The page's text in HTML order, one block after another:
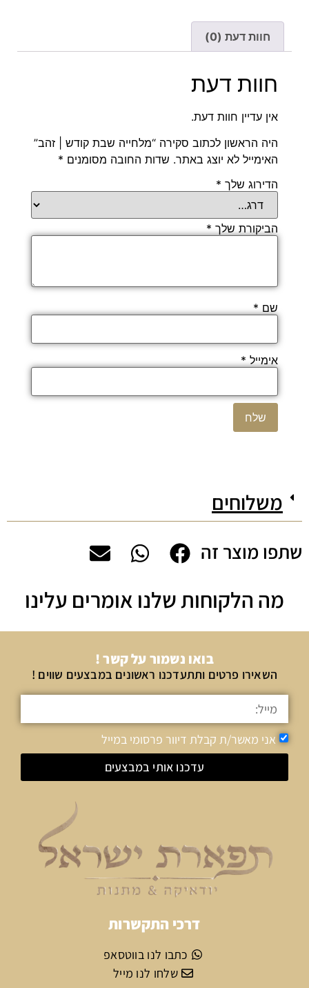
חוות דעת (0)
חוות דעת
אין עדיין חוות דעת.
היה הראשון לכתוב סקירה “מלחייה שבת קודש | זהב”
האימייל לא יוצג באתר. שדות החובה מסומנים *
הדירוג שלך *
הביקורת שלך *
שם *
אימייל *
משלוחים
שתפו מוצר זה
מה הלקוחות שלנו אומרים עלינו
בואו נשמור על קשר !
השאירו פרטים ותתעדכנו ראשונים במבצעים שווים !
אני מאשר/ת קבלת דיוור פרסומי במייל
עדכנו אותי במבצעים
דרכי התקשרות
כתבו לנו בווטסאפ
שלחו לנו מייל